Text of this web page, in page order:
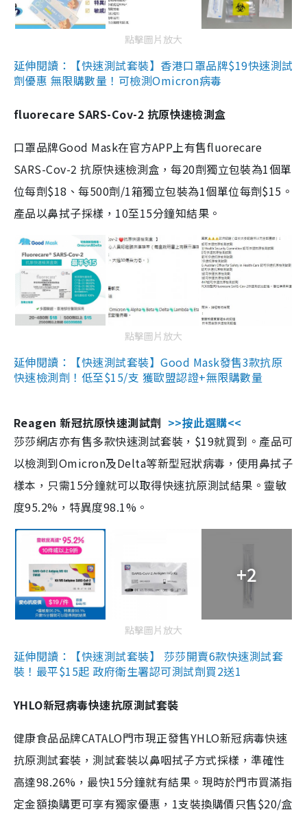
點擊圖片放大
延伸閱讀：【快速測試套裝】香港口罩品牌$19快速測試
劑優惠 無限購數量！可檢測Omicron病毒
fluorecare SARS-Cov-2 抗原快速檢測盒
口罩品牌Good Mask在官方APP上有售fluorecare
SARS-Cov-2 抗原快速檢測盒，每20劑獨立包裝為1個單
位每劑$18、每500劑/1箱獨立包裝為1個單位每劑$15。
產品以鼻拭子採樣，10至15分鐘知結果。
點擊圖片放大
延伸閱讀：【快速測試套裝】Good Mask發售3款抗原
快速檢測劑！低至$15/支 獲歐盟認證+無限購數量
Reagen 新冠抗原快速測試劑 >>按此選購<<
莎莎網店亦有售多款快速測試套裝，$19就買到。產品可
以檢測到Omicron及Delta等新型冠狀病毒，使用鼻拭子
樣本，只需15分鐘就可以取得快速抗原測試結果。靈敏
度95.2%，特異度98.1%。
+2
點擊圖片放大
延伸閱讀：【快速測試套裝】 莎莎開賣6款快速測試套
裝！最平$15起 政府衛生署認可測試劑買2送1
YHLO新冠病毒快速抗原測試套裝
健康食品品牌CATALO門市現正發售YHLO新冠病毒快速
抗原測試套裝，測試套裝以鼻咽拭子方式採樣，準確性
高達98.26%，最快15分鐘就有結果。現時於門市買滿指
定金額換購更可享有獨家優惠，1支裝換購價只售$20/盒